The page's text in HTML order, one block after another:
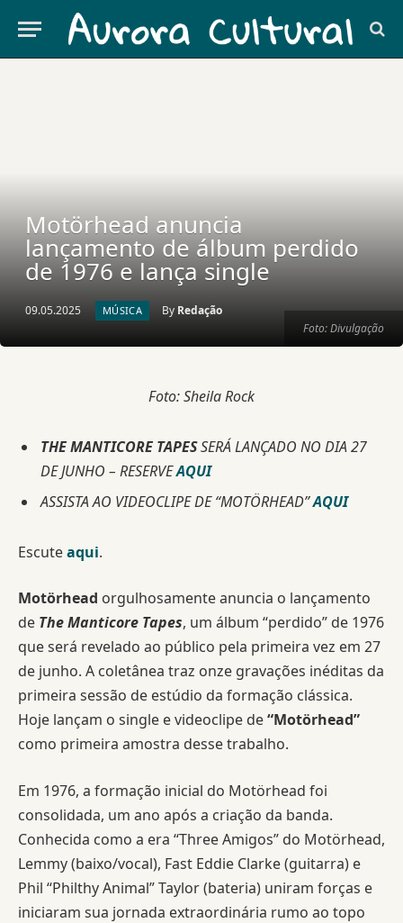
Foto: Divulgação
Motörhead anuncia
lançamento de álbum perdido
de 1976 e lança single
09.05.2025 MÚSICA By Redação
Foto: Sheila Rock
THE MANTICORE TAPESSERÁ LANÇADO NO DIA 27
DE JUNHO – RESERVEAQUI
ASSISTA AO VIDEOCLIPE DE “MOTÖRHEAD”AQUI
Escuteaqui.
Motörhead orgulhosamente anuncia o lançamento
de The Manticore Tapes, um álbum “perdido” de 1976
que será revelado ao público pela primeira vez em 27
de junho. A coletânea traz onze gravações inéditas da
primeira sessão de estúdio da formação clássica.
Hoje lançam o single e videoclipe de“Motörhead”
como primeira amostra desse trabalho.
Em 1976, a formação inicial do Motörhead foi
consolidada, um ano após a criação da banda.
Conhecida como a era “Three Amigos” do Motörhead,
Lemmy (baixo/vocal), Fast Eddie Clarke (guitarra) e
Phil “Philthy Animal” Taylor (bateria) uniram forças e
iniciaram sua jornada extraordinária rumo ao topo